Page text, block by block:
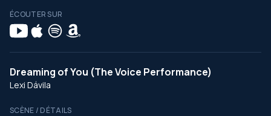
ÉCOUTER SUR
Dreaming of You (The Voice Performance)
Lexi Dávila
SCÈNE / DÉTAILS